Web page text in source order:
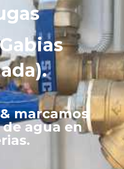
marcamos
de agua en